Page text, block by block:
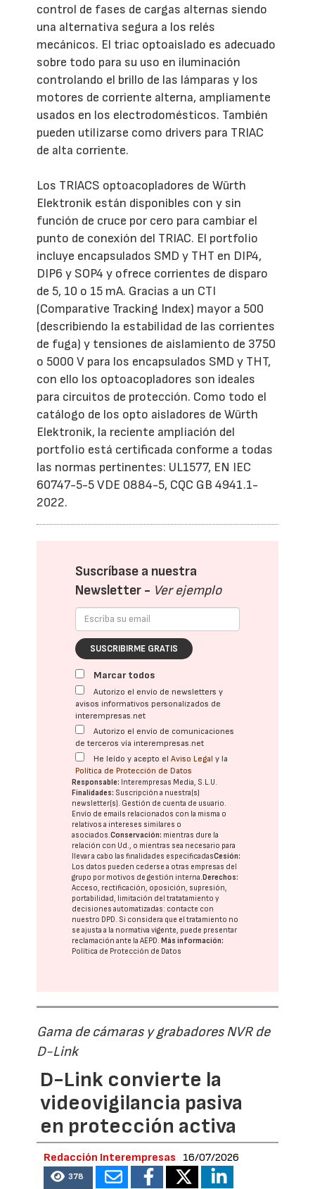
control de fases de cargas alternas siendo
una alternativa segura a los relés
mecánicos. El triac optoaislado es adecuado
sobre todo para su uso en iluminación
controlando el brillo de las lámparas y los
motores de corriente alterna, ampliamente
usados en los electrodomésticos. También
pueden utilizarse como drivers para TRIAC
de alta corriente.
Los TRIACS optoacopladores de Würth
Elektronik están disponibles con y sin
función de cruce por cero para cambiar el
punto de conexión del TRIAC. El portfolio
incluye encapsulados SMD y THT en DIP4,
DIP6 y SOP4 y ofrece corrientes de disparo
de 5, 10 o 15 mA. Gracias a un CTI
(Comparative Tracking Index) mayor a 500
(describiendo la estabilidad de las corrientes
de fuga) y tensiones de aislamiento de 3750
o 5000 V para los encapsulados SMD y THT,
con ello los optoacopladores son ideales
para circuitos de protección. Como todo el
catálogo de los opto aisladores de Würth
Elektronik, la reciente ampliación del
portfolio está certificada conforme a todas
las normas pertinentes: UL1577, EN IEC
60747-5-5 VDE 0884-5, CQC GB 4941.1-
2022.
Suscríbase a nuestra
Newsletter - Ver ejemplo
SUSCRIBIRME GRATIS
Marcar todos
Autorizo el envío de newsletters y
avisos informativos personalizados de
interempresas.net
Autorizo el envío de comunicaciones
de terceros vía interempresas.net
He leído y acepto elAviso Legal y la
Política de Protección de Datos
Responsable: Interempresas Media, S.L.U.
Finalidades: Suscripción a nuestra(s)
newsletter(s). Gestión de cuenta de usuario.
Envío de emails relacionados con la misma o
relativos a intereses similares o
asociados.Conservación: mientras dure la
relación con Ud., o mientras sea necesario para
llevar a cabo las finalidades especificadasCesión:
Los datos pueden cederse a otras empresas del
grupo por motivos de gestión interna.Derechos:
Acceso, rectificación, oposición, supresión,
portabilidad, limitación del tratatamiento y
decisiones automatizadas: contacte con
nuestro DPD. Si considera que el tratamiento no
se ajusta a la normativa vigente, puede presentar
reclamación ante laAEPD.Más información:
Política de Protección de Datos
Gama de cámaras y grabadores NVR de
D-Link
D-Link convierte la
videovigilancia pasiva
en protección activa
Redacción Interempresas 16/07/2026
378